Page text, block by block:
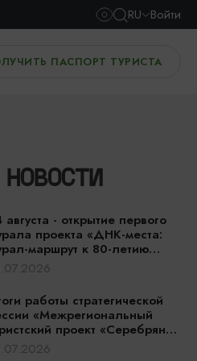
RU Войти
ПАСПОРТ ТУРИСТА
августа - открытие первого
проекта «ДНК-места:
маршрут к 80-летию
области»
работы стратегической
«Межрегиональный
проект «Серебряное
России» — едем за